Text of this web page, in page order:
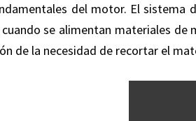
del motor. El
se alimentan materiales de
de la necesidad de recortar el